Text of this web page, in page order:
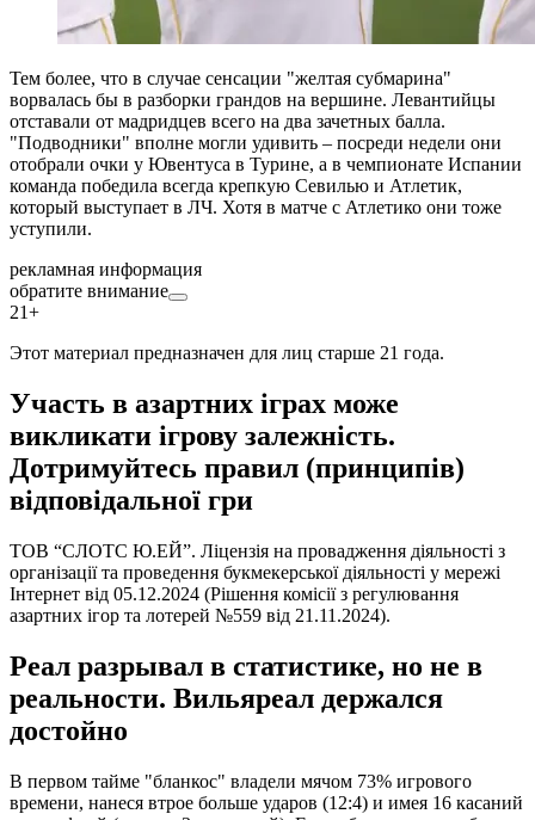
Тем более, что в случае сенсации "желтая субмарина"
ворвалась бы в разборки грандов на вершине. Левантийцы
отставали от мадридцев всего на два зачетных балла.
"Подводники" вполне могли удивить – посреди недели они
отобрали очки у Ювентуса в Турине, а в чемпионате Испании
команда победила всегда крепкую Севилью и Атлетик,
который выступает в ЛЧ. Хотя в матче с Атлетико они тоже
уступили.
рекламная информация
обратите внимание
21+
Этот материал предназначен для лиц старше 21 года.
Участь в азартних іграх може
викликати ігрову залежність.
Дотримуйтесь правил (принципів)
відповідальної гри
ТОВ “СЛОТС Ю.ЕЙ”. Ліцензія на провадження діяльності з
організації та проведення букмекерської діяльності у мережі
Інтернет від 05.12.2024 (Рішення комісії з регулювання
азартних ігор та лотерей №559 від 21.11.2024).
Реал разрывал в статистике, но не в
реальности. Вильяреал держался
достойно
В первом тайме "бланкос" владели мячом 73% игрового
времени, нанеся втрое больше ударов (12:4) и имея 16 касаний